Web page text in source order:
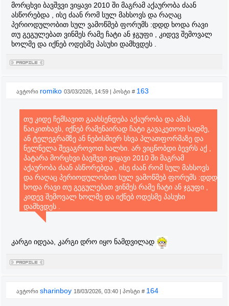
მორცხვი ბავშვვი ვიყავი 2010 ში მაგრამ აქაურობა ძაან
ასწორებდა , ისე ძაან რომ სულ მახსოვს და რაღაც
პერიოდულობით სულ ვამოწმებ ფორუმს :დდდ ხოდა რავი
თუ გეგულებათ ვინმეს რამე ჩატი ან ჯგუფი , კიდევ შემოვალ
ხოლმე და იქნებ ოდესმე პასუხი დამხვდეს .
ავტორი romiko 03/03/2026, 14:59 | პოსტი # 163
თუ კიდე ჩემსავით გაახსენდება აქაურობა და ამას
წაიკითხავს, იქნებ რამენაირად ჩატი გავაკეთოთ სადმე,
ან ტელეგრამზე ან ნებისმიერ სხვა პლათფორმაზე და
ნელნელა შევაგროვოთ ხალხი. არ ვიცნობდი ბევრს აქ ,
პატარა მორცხვი ბავშვვი ვიყავი 2010 ში მაგრამ
აქაურობა ძაან ასწორებდა , ისე ძაან რომ სულ მახსოვს
და რაღაც პერიოდულობით სულ ვამოწმებ ფორუმს :დდდ
ხოდა რავი თუ გეგულებათ ვინმეს რამე ჩატი ან ჯგუფი ,
კიდევ შემოვალ ხოლმე და იქნებ ოდესმე პასუხი
დამხვდეს .
კარგი იდეაა, კარგი დრო იყო ნამდვილად
ავტორი sharinboy 18/03/2026, 03:40 | პოსტი # 164